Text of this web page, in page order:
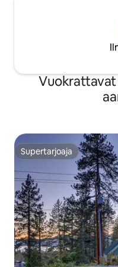
Vuokrattavat
Supertarjoaja
Supertarjoaja